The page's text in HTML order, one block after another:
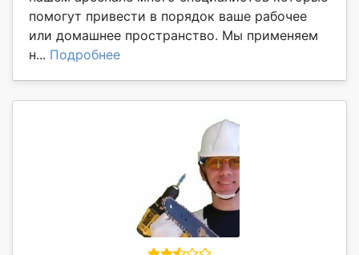
помогут привести в порядок ваше рабочее
или домашнее пространство. Мы применяем
н... Подробнее